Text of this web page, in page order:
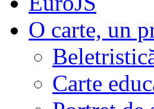
O carte, un
Carte